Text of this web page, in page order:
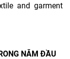
and garment
NĂM ĐẦU